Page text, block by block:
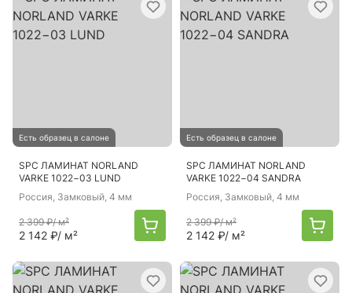
Есть образец в салоне
SPC ЛАМИНАТ NORLAND
VARKE 1022−03 LUND
Россия, Замковый, 4 мм
2 399 ₽/ м²
2 142 ₽/ м²
Есть образец в салоне
SPC ЛАМИНАТ NORLAND
VARKE 1022−04 SANDRA
Россия, Замковый, 4 мм
2 399 ₽/ м²
2 142 ₽/ м²